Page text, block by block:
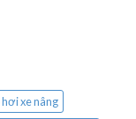
xe nâng